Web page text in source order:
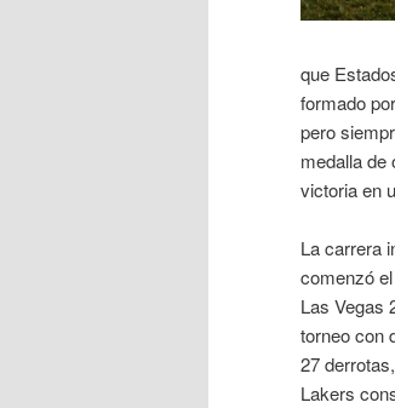
que
formado
pero
medalla de
victoria en
La carrera
comenzó
Las Vegas
torneo con
27
Lakers